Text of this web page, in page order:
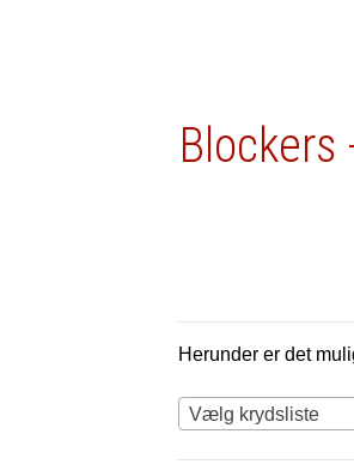
Blockers
Herunder er det
Vælg krydsliste